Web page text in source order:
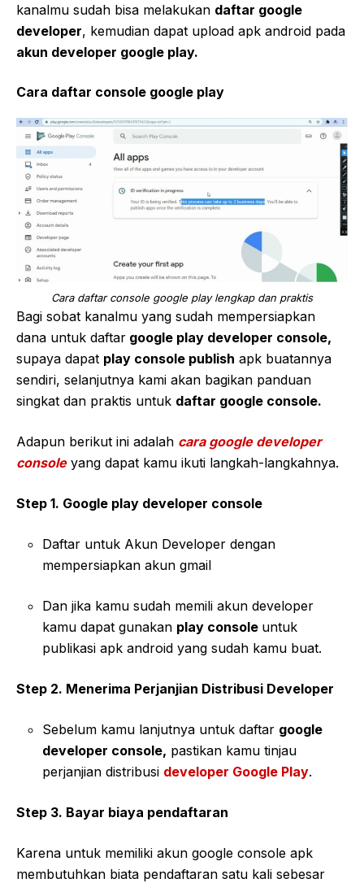
kanalmu sudah bisa melakukan daftar google
developer, kemudian dapat upload apk android pada
akun developer google play.
Cara daftar console google play
Cara daftar console google play lengkap dan praktis
Bagi sobat kanalmu yang sudah mempersiapkan
dana untuk daftar google play developer console,
supaya dapat play console publish apk buatannya
sendiri, selanjutnya kami akan bagikan panduan
singkat dan praktis untuk daftar google console.
Adapun berikut ini adalah cara google developer
console yang dapat kamu ikuti langkah-langkahnya.
Step 1. Google play developer console
Daftar untuk Akun Developer dengan
mempersiapkan akun gmail
Dan jika kamu sudah memili akun developer
kamu dapat gunakan play console untuk
publikasi apk android yang sudah kamu buat.
Step 2. Menerima Perjanjian Distribusi Developer
Sebelum kamu lanjutnya untuk daftar google
developer console, pastikan kamu tinjau
perjanjian distribusi developer Google Play.
Step 3. Bayar biaya pendaftaran
Karena untuk memiliki akun google console apk
membutuhkan biata pendaftaran satu kali sebesar